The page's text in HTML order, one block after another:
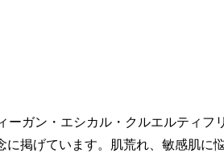
ガン・エシカル・クルエルティフ
掲げています。肌荒れ、敏感肌に